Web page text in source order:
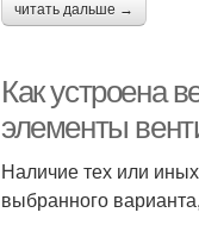
читать дальше →
Как устроена
элементы
Наличие тех или
выбранного